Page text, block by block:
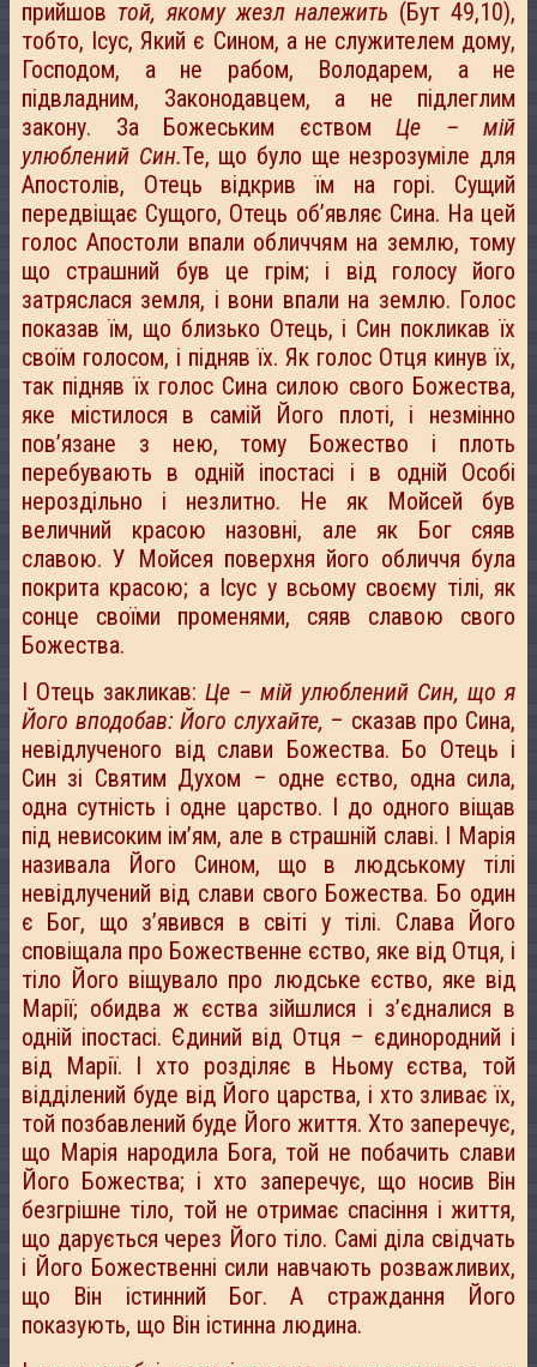
прийшов той, якому жезл належить (Бут 49,10),
тобто, Ісус, Який є Сином, а не служителем дому,
Господом, а не рабом, Володарем, а не
підвладним, Законодавцем, а не підлеглим
закону. За Божеським єством Це – мій
улюблений Син.Те, що було ще незрозуміле для
Апостолів, Отець відкрив їм на горі. Сущий
передвіщає Сущого, Отець об’являє Сина. На цей
голос Апостоли впали обличчям на землю, тому
що страшний був це грім; і від голосу його
затряслася земля, і вони впали на землю. Голос
показав їм, що близько Отець, і Син покликав їх
своїм голосом, і підняв їх. Як голос Отця кинув їх,
так підняв їх голос Сина силою свого Божества,
яке містилося в самій Його плоті, і незмінно
пов’язане з нею, тому Божество і плоть
перебувають в одній іпостасі і в одній Особі
нероздільно і незлитно. Не як Мойсей був
величний красою назовні, але як Бог сяяв
славою. У Мойсея поверхня його обличчя була
покрита красою; а Ісус у всьому своєму тілі, як
сонце своїми променями, сяяв славою свого
Божества.
І Отець закликав: Це – мій улюблений Син, що я
Його вподобав: Його слухайте, – сказав про Сина,
невідлученого від слави Божества. Бо Отець і
Син зі Святим Духом – одне єство, одна сила,
одна сутність і одне царство. І до одного віщав
під невисоким ім’ям, але в страшній славі. І Марія
називала Його Сином, що в людському тілі
невідлучений від слави свого Божества. Бо один
є Бог, що з’явився в світі у тілі. Слава Його
сповіщала про Божественне єство, яке від Отця, і
тіло Його віщувало про людське єство, яке від
Марії; обидва ж єства зійшлися і з’єдналися в
одній іпостасі. Єдиний від Отця – єдинородний і
від Марії. І хто розділяє в Ньому єства, той
відділений буде від Його царства, і хто зливає їх,
той позбавлений буде Його життя. Хто заперечує,
що Марія народила Бога, той не побачить слави
Його Божества; і хто заперечує, що носив Він
безгрішне тіло, той не отримає спасіння і життя,
що дарується через Його тіло. Самі діла свідчать
і Його Божественні сили навчають розважливих,
що Він істинний Бог. А страждання Його
показують, що Він істинна людина.